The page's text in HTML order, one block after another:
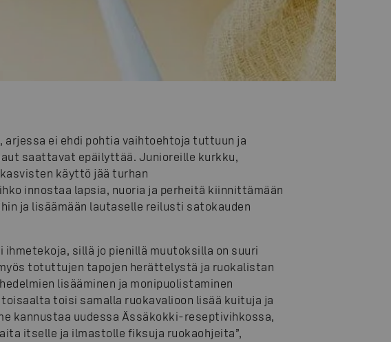
arjessa ei ehdi pohtia vaihtoehtoja tuttuun ja
saattavat epäilyttää. Junioreille kurkku,
käyttö jää turhan
innostaa lapsia, nuoria ja perheitä kiinnittämään
ja lisäämään lautaselle reilusti satokauden
ihmetekoja, sillä jo pienillä muutoksilla on suuri
totuttujen tapojen herättelystä ja ruokalistan
lisääminen ja monipuolistaminen
toisi samalla ruokavalioon lisää kuituja ja
kannustaa uudessa Ässäkokki-reseptivihkossa,
itselle ja ilmastolle fiksuja ruokaohjeita”,